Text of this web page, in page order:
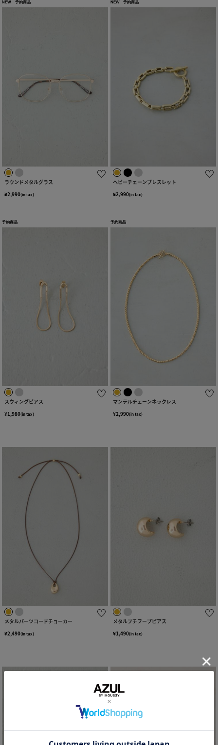
NEW 予約商品
ラウンドメタルグラス
¥2,990(in tax)
NEW 予約商品
ヘビーチェーンブレスレット
¥2,990(in tax)
予約商品
スウィングピアス
¥1,980(in tax)
予約商品
マンテルチェーンネックレス
¥2,990(in tax)
メタルパーツコードチョーカー
¥2,490(in tax)
メタルプチフープピアス
¥1,490(in tax)